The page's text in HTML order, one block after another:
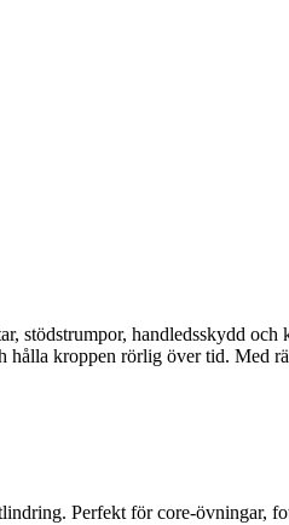
stödstrumpor, handledsskydd och
hålla kroppen rörlig över tid. Med
Perfekt för core-övningar,